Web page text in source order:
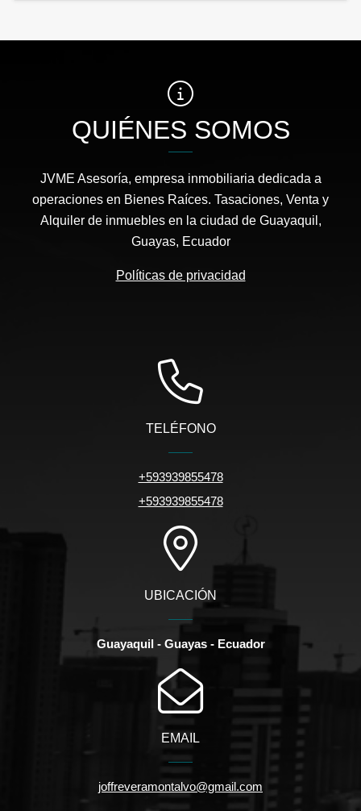
QUIÉNES SOMOS
JVME Asesoría, empresa inmobiliaria dedicada a
operaciones en Bienes Raíces. Tasaciones, Venta y
Alquiler de inmuebles en la ciudad de Guayaquil,
Guayas, Ecuador
Políticas de privacidad
TELÉFONO
+593939855478
+593939855478
UBICACIÓN
Guayaquil - Guayas - Ecuador
EMAIL
joffreveramontalvo@gmail.com